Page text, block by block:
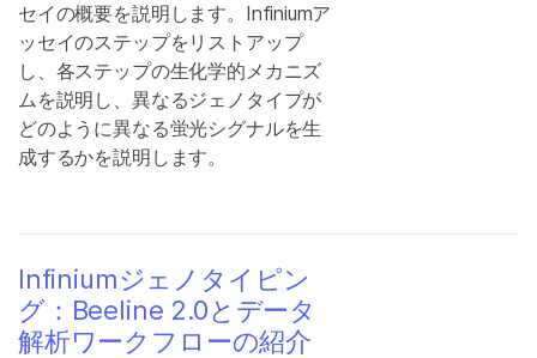
セイの概要を説明します。Infiniumア
ッセイのステップをリストアップ
し、各ステップの生化学的メカニズ
ムを説明し、異なるジェノタイプが
どのように異なる蛍光シグナルを生
成するかを説明します。
Infiniumジェノタイピン
グ：Beeline 2.0とデータ
解析ワークフローの紹介